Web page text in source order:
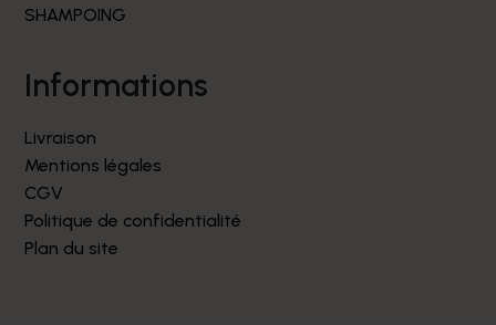
SHAMPOING
informations
Livraison
Mentions légales
CGV
Politique de confidentialité
Plan du site